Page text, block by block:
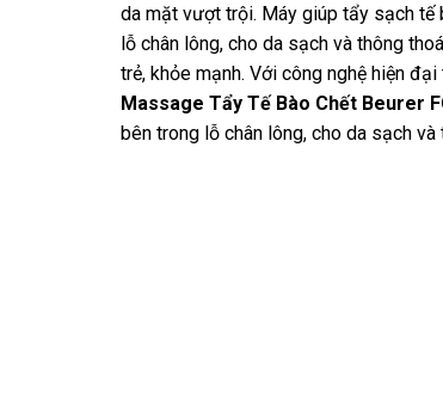
da mặt vượt trội. Máy giúp tẩy sạch tế
lỗ chân lông, cho da sạch và thông
trẻ, khỏe mạnh. Với công nghệ hiện
Massage Tẩy Tế Bào Chết Beurer
bên trong lỗ chân lông, cho da sạch